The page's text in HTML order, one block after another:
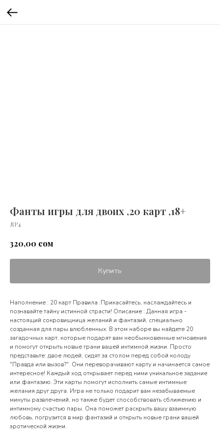
Фанты игры для двоих ,20 карт ,18+
ДР4
320,00 сом
Купить
Наполнение : 20 карт Правила :Прикасайтесь, наслаждайтесь и
познавайте тайну истинной страсти! Описание : Данная игра -
настоящий сокровищница желаний и фантазий, специально
созданная для пары влюбленных. В этом наборе вы найдете 20
загадочных карт, которые подарят вам необыкновенные мгновения
и помогут открыть новые грани вашей интимной жизни. Просто
представьте: двое людей, сидят за столом перед собой колоду
"Правда или вызов?". Они переворачивают карту и начинается самое
интересное! Каждый ход открывает перед ними уникальное задание
или фантазию. Эти карты помогут исполнить самые интимные
желания друг друга. Игра не только подарит вам незабываемые
минуты развлечений, но также будет способствовать сближению и
интимному счастью пары. Она поможет раскрыть вашу взаимную
любовь, погрузится в мир фантазий и открыть новые грани вашей
эротической жизни.